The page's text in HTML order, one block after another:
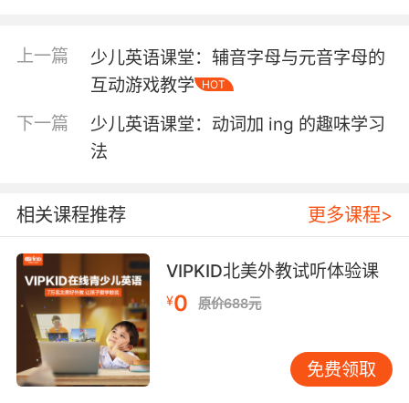
游戏中反复练习和记忆动物单词。例如，教师可
以准备一些动物卡片，让孩子们通过描述动物的
的口语表达能力，还能加深对单词的记忆。
多感官参与的学习体验 多感官参与的学习体验能
师可以引导孩子们通过触摸、模仿、绘画等多种
方式，来加深对动物单词的理解。例如，当学习
“elephant”这个单词时，可以让孩子们模仿大象
的走路姿势，或者让他们用画笔画出大象的形
象。这样，孩子们不仅能记住单词的发音和拼
写，还能通过多种感官的参与，形成更深刻的记
忆。
故事与情境的结合 故事与情境的结合是帮助孩子
们理解单词含义的有效方法。在课堂上，教师可
上一篇
少儿英语课堂：辅音字母与元音字母的
互动游戏教学
HOT
下一篇
少儿英语课堂：动词加 ing 的趣味学习
法
相关课程推荐 更多课程>
VIPKID北美外教试听体验课
¥0 原价688元
免费领取